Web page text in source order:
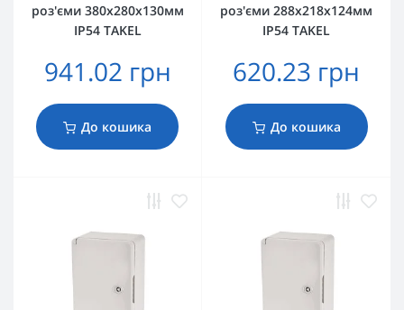
роз'єми 380x280x130мм
IP54 TAKEL
941.02 грн
До кошика
роз'єми 288x218x124мм
IP54 TAKEL
620.23 грн
До кошика